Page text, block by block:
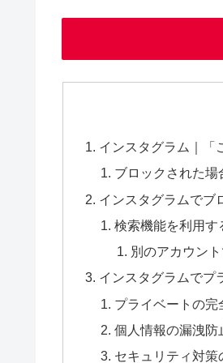
インスタグラム｜「
ブロックされた場
インスタグラムでブ
検索機能を利用す
別のアカウン
インスタグラムでプ
プライベートの完
個人情報の漏洩防
セキュリティ対策